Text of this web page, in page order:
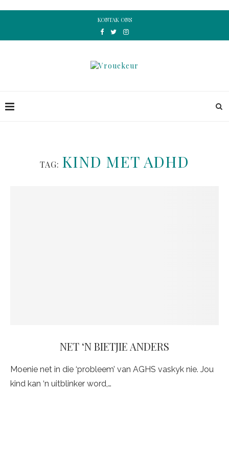
KONTAK ONS
TAG: KIND MET ADHD
NET ‘N BIETJIE ANDERS
Moenie net in die ‘probleem’ van AGHS vaskyk nie. Jou
kind kan ‘n uitblinker word,…